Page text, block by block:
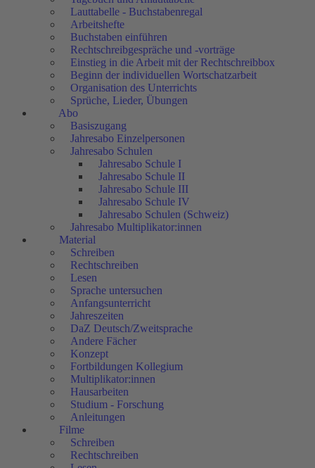
Lauttabelle - Buchstabenregal
Arbeitshefte
Buchstaben einführen
Rechtschreibgespräche und -vorträge
Einstieg in die Arbeit mit der Rechtschreibbox
Beginn der individuellen Wortschatzarbeit
Organisation des Unterrichts
Sprüche, Lieder, Übungen
Abo
Basiszugang
Jahresabo Einzelpersonen
Jahresabo Schulen
Jahresabo Schule I
Jahresabo Schule II
Jahresabo Schule III
Jahresabo Schule IV
Jahresabo Schulen (Schweiz)
Jahresabo Multiplikator:innen
Material
Schreiben
Rechtschreiben
Lesen
Sprache untersuchen
Anfangsunterricht
Jahreszeiten
DaZ Deutsch/Zweitsprache
Andere Fächer
Konzept
Fortbildungen Kollegium
Multiplikator:innen
Hausarbeiten
Studium - Forschung
Anleitungen
Filme
Schreiben
Rechtschreiben